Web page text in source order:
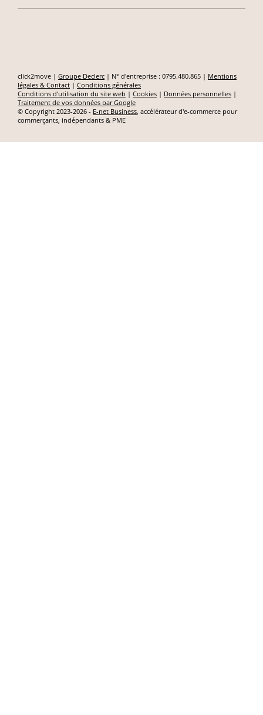
click2move | Groupe Declerc | N° d'entreprise : 0795.480.865 | Mentions
légales & Contact | Conditions générales
Conditions d'utilisation du site web | Cookies | Données personnelles |
Traitement de vos données par Google
© Copyright 2023-2026 - E-net Business , accélérateur d'e-commerce pour
commerçants, indépendants & PME